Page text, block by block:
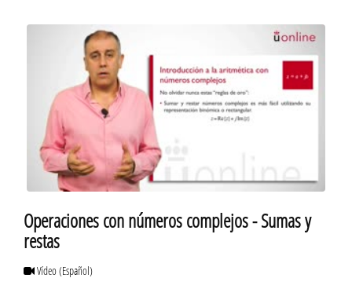
Operaciones con números complejos - Sumas y
restas
Vídeo(Español)